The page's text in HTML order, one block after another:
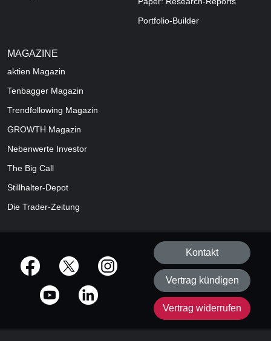
Portfolio-Builder
MAGAZINE
aktien Magazin
Tenbagger Magazin
Trendfollowing Magazin
GROWTH Magazin
Nebenwerte Investor
The Big Call
Stillhalter-Depot
Die Trader-Zeitung
offizielle Social Media-Accounts
Kontakt
Vertrag kündigen
Vertrag widerrufen